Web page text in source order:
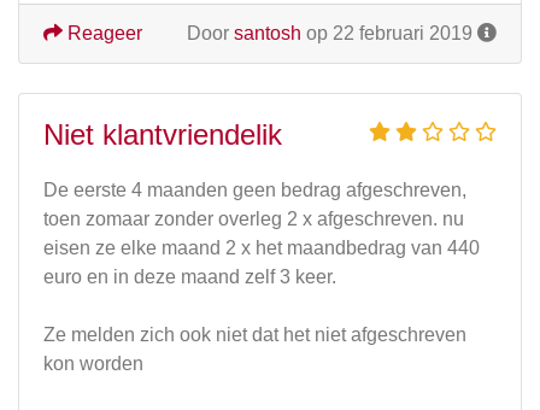
Door santosh op 22 februari 2019
Reageer
Niet klantvriendelik
De eerste 4 maanden geen bedrag afgeschreven,
toen zomaar zonder overleg 2 x afgeschreven. nu
eisen ze elke maand 2 x het maandbedrag van 440
euro en in deze maand zelf 3 keer.
Ze melden zich ook niet dat het niet afgeschreven
kon worden